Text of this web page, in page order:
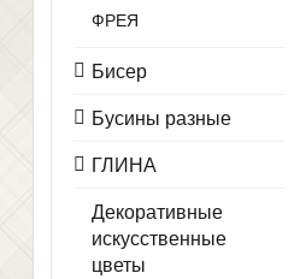
ФРЕЯ
Бисер
Бусины разные
ГЛИНА
Декоративные
искусственные
цветы